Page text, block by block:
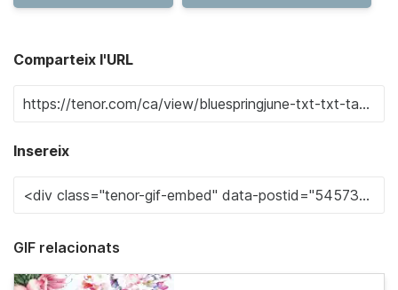
Comparteix l'URL
Insereix
GIF relacionats